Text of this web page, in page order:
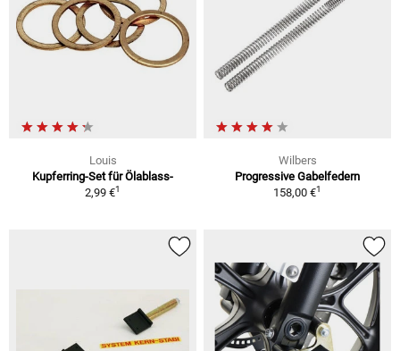
Louis
Kupferring-Set für Ölablass-
2,99 €1
Wilbers
Progressive Gabelfedern
158,00 €1